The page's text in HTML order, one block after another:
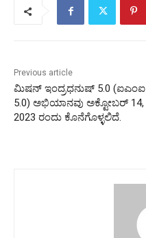
Previous article
ಮಿಷನ್ ಇಂದ್ರಧನುಷ್ 5.0 (ಐಎಂಐ
5.0) ಅಭಿಯಾನವು ಅಕ್ಟೋಬರ್ 14,
2023 ರಂದು ಕೊನೆಗೊಳ್ಳಲಿದೆ.